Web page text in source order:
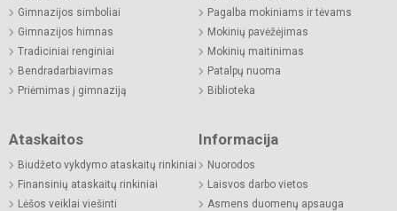
Gimnazijos simboliai
Gimnazijos himnas
Tradiciniai renginiai
Bendradarbiavimas
Priėmimas į gimnaziją
Pagalba mokiniams ir tėvams
Mokinių pavėžėjimas
Mokinių maitinimas
Patalpų nuoma
Biblioteka
Ataskaitos
Biudžeto vykdymo ataskaitų rinkiniai
Finansinių ataskaitų rinkiniai
Lėšos veiklai viešinti
Informacija
Nuorodos
Laisvos darbo vietos
Asmens duomenų apsauga